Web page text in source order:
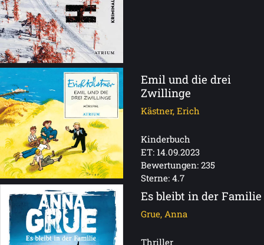
Emil und die drei
Zwillinge
Kästner, Erich
Kinderbuch
ET: 14.09.2023
Bewertungen: 235
Sterne: 4.7
Es bleibt in der Familie
Grue, Anna
Thriller